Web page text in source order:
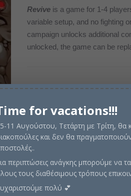
price
was:
€72,00.
τιμή
είναι:
Revive is a game for 1-4
variable setup, and no fighting
campaign unlocks additional
unlocked, the game can be
Προσθήκη στο καλάθι
Κωδικός προϊόντος:
for vacations!!!
11 Αυγούστου, Τετάρτη με Τρίτη, θα
και δεν θα
περιπτώσεις ανάγκης μπορούμε να
τους διαθέσιμους τρόπους
πολύ 💕